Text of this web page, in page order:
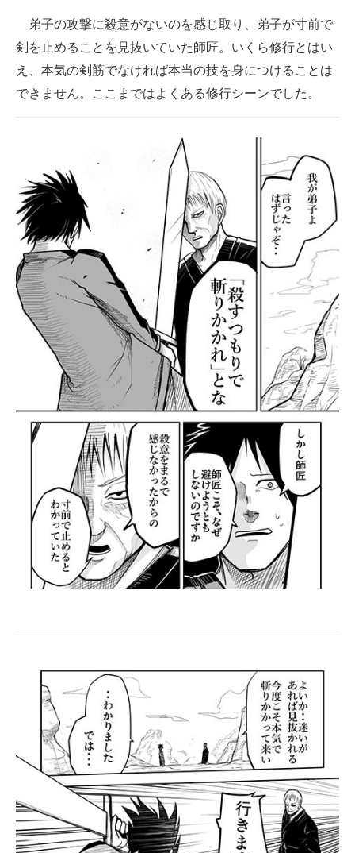
弟子の攻撃に殺意がないのを感じ取り、弟子が寸前で
剣を止めることを見抜いていた師匠。いくら修行とはい
え、本気の剣筋でなければ本当の技を身につけることは
できません。ここまではよくある修行シーンでした。